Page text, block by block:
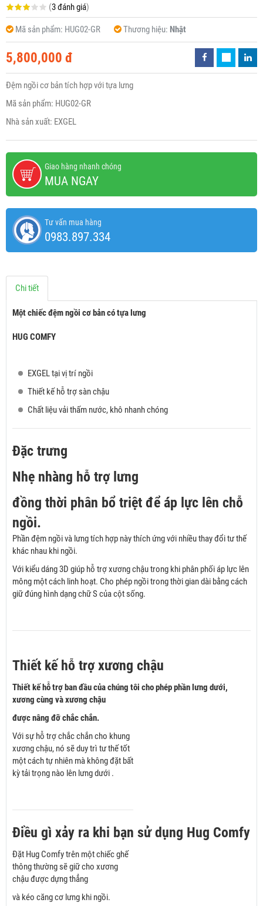
(3 đánh giá)
Mã sản phẩm: HUG02-GR Thương hiệu: Nhật
5,800,000 đ
Đệm ngồi cơ bản tích hợp với tựa lưng
Mã sản phẩm: HUG02-GR
Nhà sản xuất: EXGEL
Giao hàng nhanh chóng
MUA NGAY
Tư vấn mua hàng
0983.897.334
Chi tiết
Một chiếc đệm ngồi cơ bản có tựa lưng
HUG COMFY
EXGEL tại vị trí ngồi
Thiết kế hỗ trợ sàn chậu
Chất liệu vải thấm nước, khô nhanh chóng
Đặc trưng
Nhẹ nhàng hỗ trợ lưng
đồng thời phân bổ triệt để áp lực lên chỗ
ngồi.
Phần đệm ngồi và lưng tích hợp này thích ứng với nhiều thay đổi tư thế
khác nhau khi ngồi.
Với kiểu dáng 3D giúp hỗ trợ xương chậu trong khi phân phối áp lực lên
mông một cách linh hoạt. Cho phép ngồi trong thời gian dài bằng cách
giữ đúng hình dạng chữ S của cột sống.
Thiết kế hỗ trợ xương chậu
Thiết kế hỗ trợ ban đầu của chúng tôi cho phép phần lưng dưới,
xương cùng và xương chậu
được nâng đỡ chắc chắn.
Với sự hỗ trợ chắc chắn cho khung
xương chậu, nó sẽ duy trì tư thế tốt
một cách tự nhiên mà không đặt bất
kỳ tải trọng nào lên lưng dưới .
Điều gì xảy ra khi bạn sử dụng Hug Comfy
Đặt Hug Comfy trên một chiếc ghế
thông thường sẽ giữ cho xương
chậu được dựng thẳng
và kéo căng cơ lưng khi ngồi.